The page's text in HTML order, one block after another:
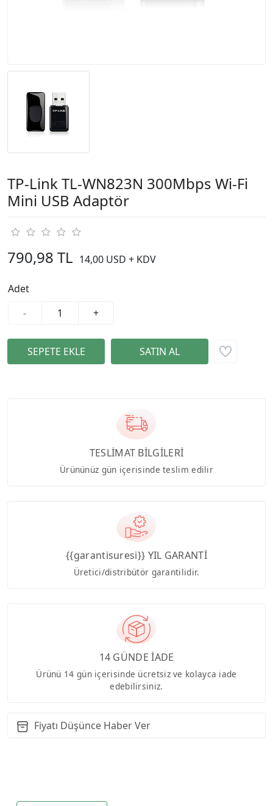
TP-Link TL-WN823N 300Mbps Wi-Fi
Mini USB Adaptör
790,98 TL 14,00 USD + KDV
Adet
-
+
TESLİMAT BİLGİLERİ
Ürününüz gün içerisinde teslim edilir
{{garantisuresi}} YIL GARANTİ
Üretici/distribütör garantilidir.
14 GÜNDE İADE
Ürünü 14 gün içerisinde ücretsiz ve kolayca iade
edebilirsiniz.
Fiyatı Düşünce Haber Ver